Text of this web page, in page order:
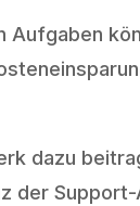
dazu
der